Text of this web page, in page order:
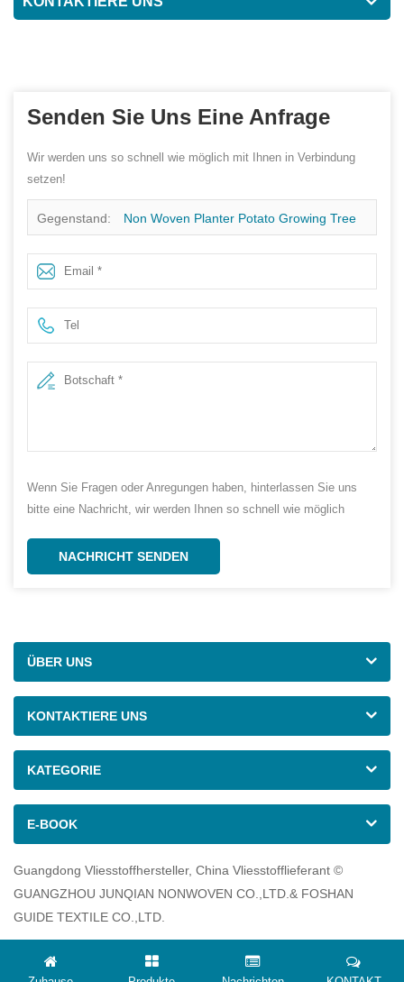
Senden Sie Uns Eine Anfrage
Wir werden uns so schnell wie möglich mit Ihnen in Verbindung
setzen!
Gegenstand: Non Woven Planter Potato Growing Tree
Planting Garden Felt Grow Bags Non Woven Planter Pots
Supplier
Wenn Sie Fragen oder Anregungen haben, hinterlassen Sie uns
bitte eine Nachricht, wir werden Ihnen so schnell wie möglich
NACHRICHT SENDEN
ÜBER UNS
KONTAKTIERE UNS
KATEGORIE
E-BOOK
Guangdong Vliesstoffhersteller, China Vliesstofflieferant ©
GUANGZHOU JUNQIAN NONWOVEN CO.,LTD.& FOSHAN
GUIDE TEXTILE CO.,LTD.